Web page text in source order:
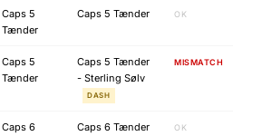
Caps 5
Tænder
Caps 5 Tænder OK
Caps 5
Tænder
Caps 5 Tænder
- Sterling Sølv
DASH
MISMATCH
Caps 6
Caps 6 Tænder OK